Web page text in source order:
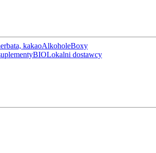
kakaoAlkoholeBoxy
BIOLokalni dostawcy